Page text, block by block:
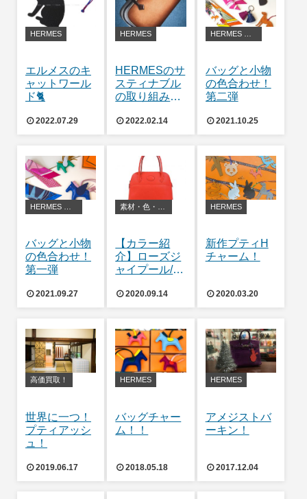
HERMES
エルメスのキ
ャットワール
ド🐈
2022.07.29
HERMES
HERMESのサ
スティナブル
の取り組みに
2022.02.14
バッグと小物
の色合わせ！
第二弾
2021.10.25
バッグと小物
の色合わせ！
第一弾
2021.09.27
【カラー紹
介】ローズジ
ャイプール/フ
2020.09.14
HERMES
新作プティH
チャーム！
2020.03.20
高価買取！
世界に一つ！
プティアッシ
ュ！
2019.06.17
HERMES
バッグチャー
ム！！
2018.05.18
HERMES
アメジストバ
ーキン！
2017.12.04